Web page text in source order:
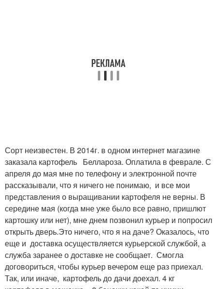
Сорт неизвестен. В 2014г. в одном интернет магазине
заказала картофель Беллароза. Оплатила в феврале. С
апреля до мая мне по телефону и электронной почте
рассказывали, что я ничего не понимаю, и все мои
представления о выращивании картофеля не верны. В
середине мая (когда мне уже было все равно, пришлют
картошку или нет), мне днем позвонил курьер и попросил
открыть дверь.Это ничего, что я на даче? Оказалось, что
еще и доставка осуществляется курьерской службой, а
служба заранее о доставке не сообщает. Смогла
договориться, чтобы курьер вечером еще раз приехал.
Так, или иначе, картофель до дачи доехал. 4 кг